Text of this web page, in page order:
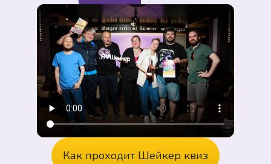
Как проходит Шейкер квиз